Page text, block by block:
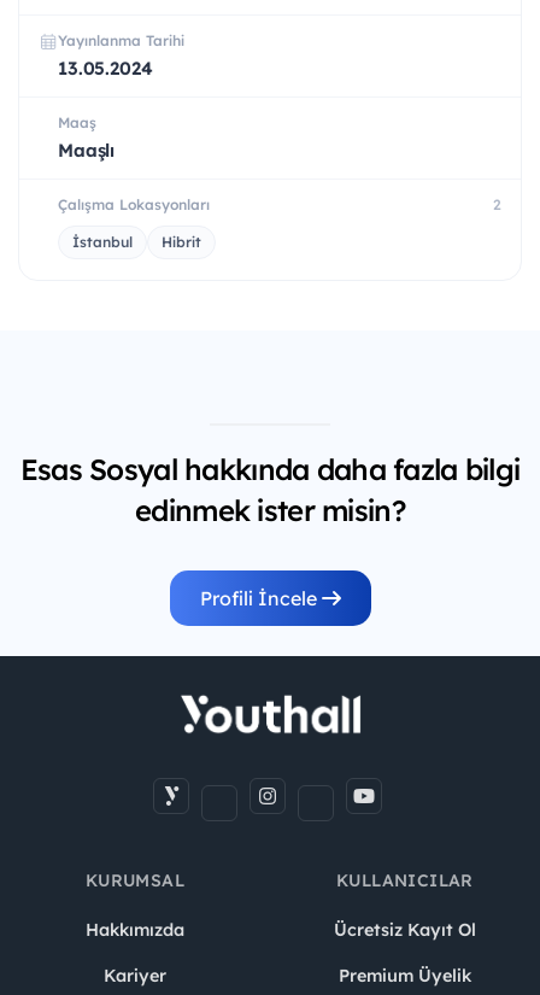
Yayınlanma Tarihi
13.05.2024
Maaş
Maaşlı
Çalışma Lokasyonları 2
İstanbul Hibrit
Esas Sosyal hakkında daha fazla bilgi
edinmek ister misin?
Profili İncele
KURUMSAL
Hakkımızda
Kariyer
KULLANICILAR
Ücretsiz Kayıt Ol
Premium Üyelik